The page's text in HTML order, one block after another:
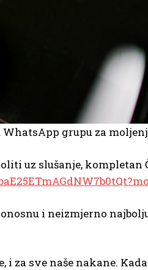
grupu za
uz slušanje,
i neizmjerno
za sve naše nakane.